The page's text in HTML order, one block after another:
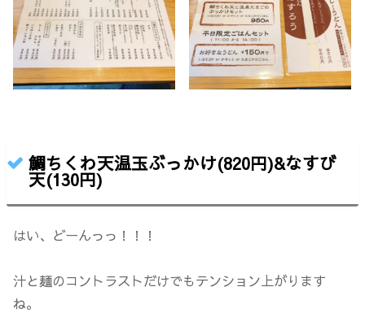
鯛ちくわ天温玉ぶっかけ(820円)&なすび
天(130円)
はい、どーんっっ！！！
汁と麺のコントラストだけでもテンション上がります
ね。